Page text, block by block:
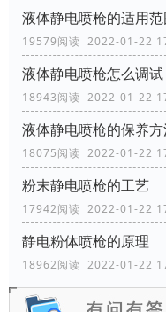
液体静电喷枪的适用范
19579阅读 2022-01-22
液体静电喷枪怎么调试
18943阅读 2022-01-22
液体静电喷枪的保养
18075阅读 2022-01-22
粉末静电喷枪的工艺
17942阅读 2022-01-22
静电粉体喷枪的原理
18962阅读 2022-01-22